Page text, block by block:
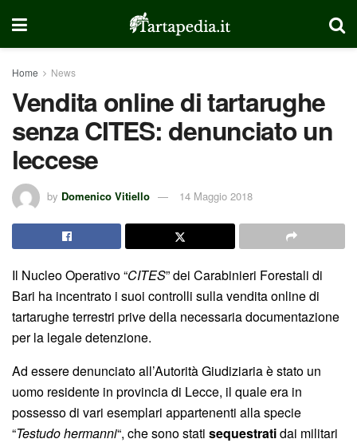
Home News
Vendita online di tartarughe
senza CITES: denunciato un
leccese
by Domenico Vitiello 14 Maggio 2018
Il Nucleo Operativo “CITES” dei Carabinieri Forestali di
Bari ha incentrato i suoi controlli sulla vendita online di
tartarughe terrestri prive della necessaria documentazione
per la legale detenzione.
Ad essere denunciato all’Autorità Giudiziaria è stato un
uomo residente in provincia di Lecce, il quale era in
possesso di vari esemplari appartenenti alla specie
“Testudo hermanni“, che sono stati sequestratidai militari